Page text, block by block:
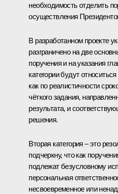
необходимость отделить
осуществления
В разработанном проекте
разграничено на две
поручения и на указания
категории будут
как по реалистичности
чёткого задания,
результата, и
решения.
Вторая категория – это
подчеркну, что как
подлежат безусловному
персональная
несвоевременное или